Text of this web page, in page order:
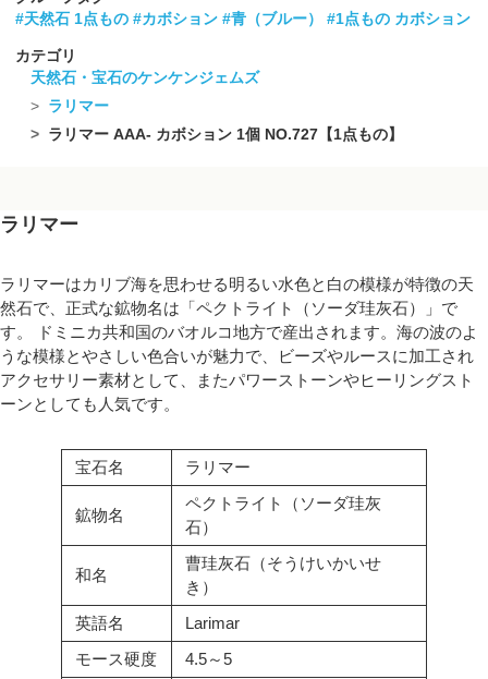
#天然石 1点もの #カボション #青（ブルー） #1点もの カボション
カテゴリ
天然石・宝石のケンケンジェムズ
ラリマー
ラリマー AAA- カボション 1個 NO.727【1点もの】
ラリマー
ラリマーはカリブ海を思わせる明るい水色と白の模様が特徴の天
然石で、正式な鉱物名は「ペクトライト（ソーダ珪灰石）」で
す。 ドミニカ共和国のバオルコ地方で産出されます。海の波のよ
うな模様とやさしい色合いが魅力で、ビーズやルースに加工され
アクセサリー素材として、またパワーストーンやヒーリングスト
ーンとしても人気です。
宝石名 ラリマー
鉱物名
ペクトライト（ソーダ珪灰
石）
和名
曹珪灰石（そうけいかいせ
き）
英語名
Larimar
モース硬度
4.5～5